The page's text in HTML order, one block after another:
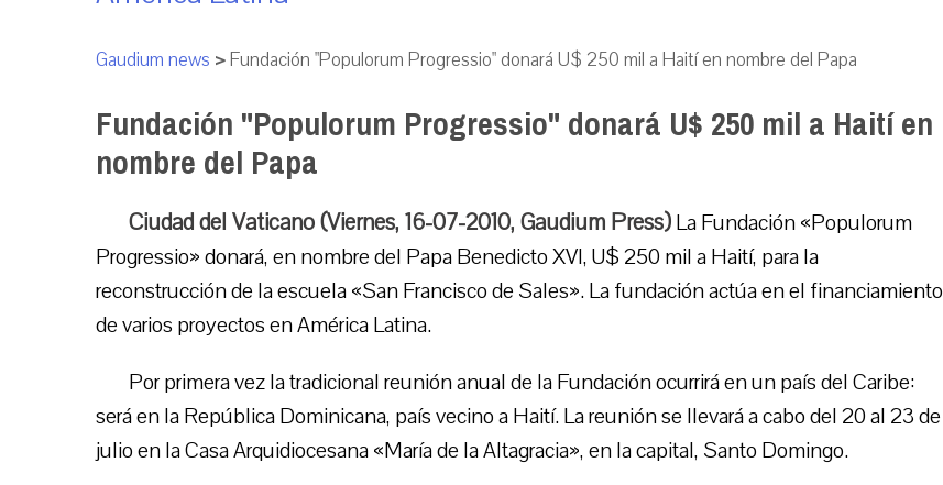
Gaudium news >Fundación "Populorum Progressio" donará U$ 250 mil a Haití en nombre del Papa
Fundación "Populorum Progressio" donará U$ 250 mil a Haití en
nombre del Papa
Ciudad del Vaticano (Viernes, 16-07-2010, Gaudium Press)La Fundación «Populorum
Progressio» donará, en nombre del Papa Benedicto XVI, U$ 250 mil a Haití, para la
reconstrucción de la escuela «San Francisco de Sales». La fundación actúa en el financiamiento
de varios proyectos en América Latina.
Por primera vez la tradicional reunión anual de la Fundación ocurrirá en un país del Caribe:
será en la República Dominicana, país vecino a Haití. La reunión se llevará a cabo del 20 al 23 de
julio en la Casa Arquidiocesana «María de la Altagracia», en la capital, Santo Domingo.